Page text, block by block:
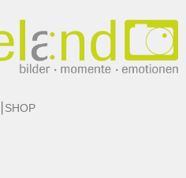
SHOP